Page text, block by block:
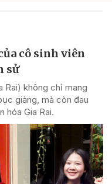
cô sinh viên
sử
Rai) không chỉ mang
giảng, mà còn đau
hóa Gia Rai.